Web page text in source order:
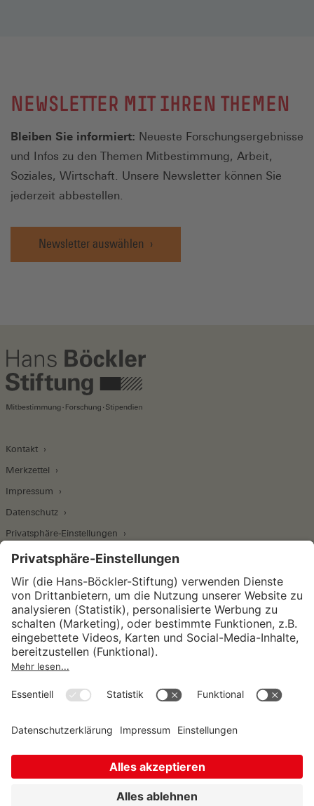
NEWSLETTER MIT IHREN THEMEN
Bleiben Sie informiert: Neueste Forschungsergebnisse
und Infos zu den Themen Mitbestimmung, Arbeit,
Soziales, Wirtschaft. Unsere Newsletter können Sie
jederzeit abbestellen.
Newsletter auswählen
Kontakt
Merkzettel
Impressum
Datenschutz
Privatsphäre-Einstellungen
Wirtschafts- und Sozialwissenschaftliches Institut
Institut für Makroökonomie und
Konjunkturforschung
Unternehmensführung
Sozialrecht